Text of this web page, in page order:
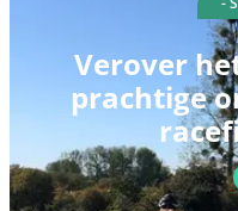
Verover
prachtige